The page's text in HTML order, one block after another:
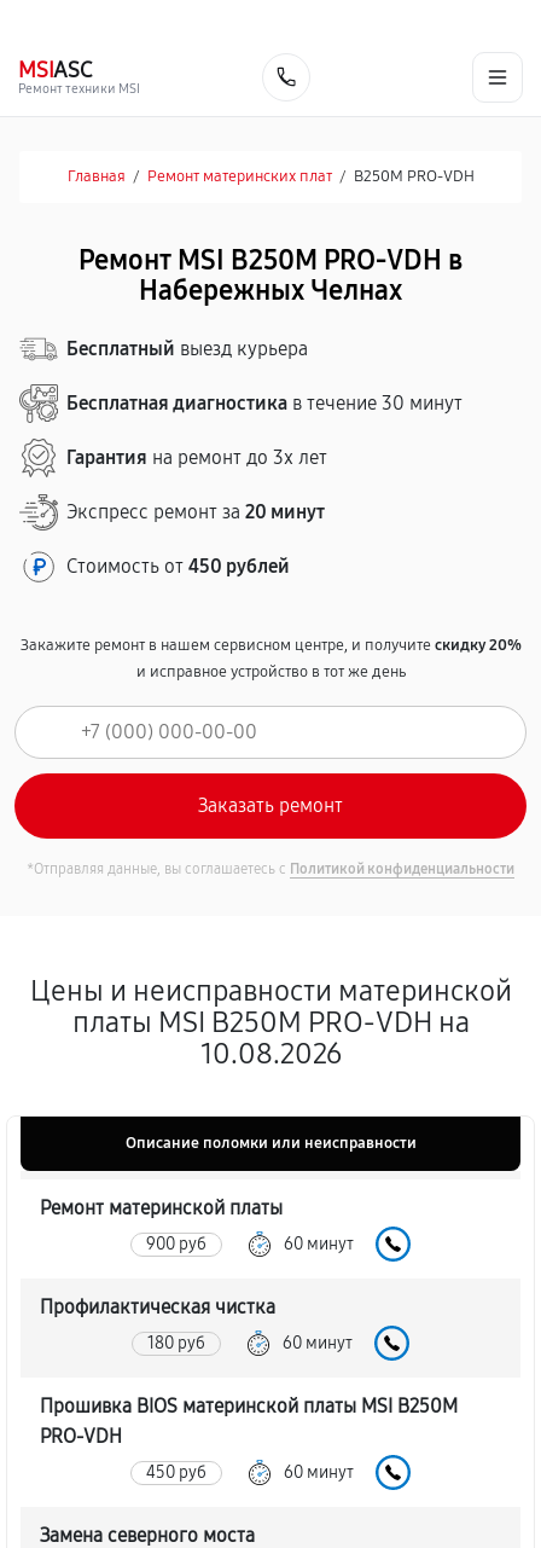
MSIASC
Ремонт техники MSI
Главная / Ремонт материнских плат / B250M PRO-VDH
Ремонт MSI B250M PRO-VDH в
Набережных Челнах
Бесплатный выезд курьера
Бесплатная диагностика в течение 30 минут
Гарантия на ремонт до 3х лет
Экспресс ремонт за 20 минут
Стоимость от 450 рублей
Закажите ремонт в нашем сервисном центре, и получитескидку 20%
и исправное устройство в тот же день
*Отправляя данные, вы соглашаетесь с Политикой конфиденциальности
Цены и неисправности материнской
платы MSI B250M PRO-VDH на
10.08.2026
Описание поломки или неисправности
Ремонт материнской платы
900 руб 60 минут
Профилактическая чистка
180 руб 60 минут
Прошивка BIOS материнской платы MSI B250M
PRO-VDH
450 руб 60 минут
Замена северного моста